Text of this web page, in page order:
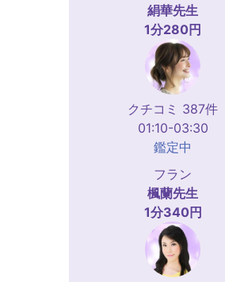
絹華先生
1分280円
クチコミ 387件
01:10-03:30
鑑定中
フラン
楓蘭先生
1分340円